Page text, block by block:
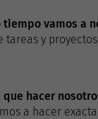
vamos a
y
hacer
a hacer